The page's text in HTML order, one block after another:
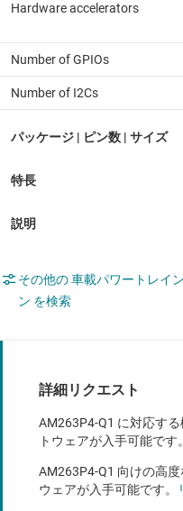
Hardware accelerators
Number of GPIOs
Number of I2Cs
その他の 車載パワートレイ
ン を検索
詳細リクエスト
AM263P4-Q1 に対応す
トウェアが入手可能です。
AM263P4-Q1 向けの高
ウェアが入手可能です。